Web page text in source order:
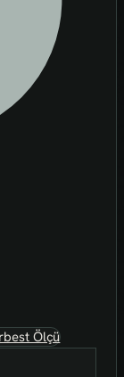
Ölçü